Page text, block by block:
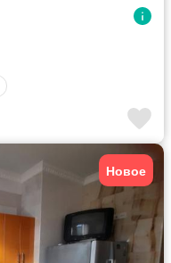
Новое